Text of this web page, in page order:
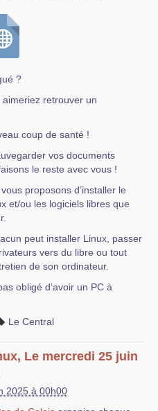
?
retrouver un
coup de santé !
vos documents
le reste avec vous !
proposons d’installer le
et/ou les logiciels libres que
peut installer Linux, passer
vers du libre ou tout
de son ordinateur.
obligé d’avoir un PC à
Le Central
Le mercredi 25 juin
2025 à 00h00